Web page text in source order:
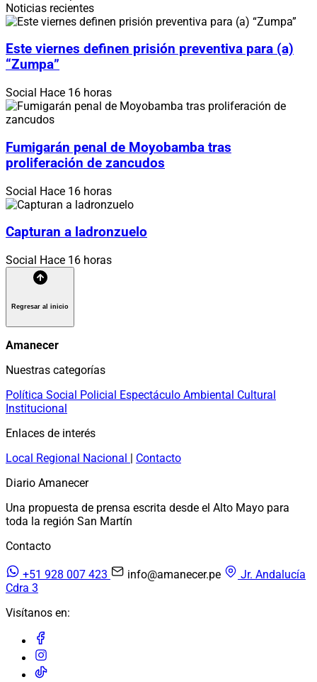
Noticias recientes
Este viernes definen prisión preventiva para (a)
“Zumpa”
Social Hace 16 horas
Fumigarán penal de Moyobamba tras
proliferación de zancudos
Social Hace 16 horas
Capturan a ladronzuelo
Social Hace 16 horas
Regresar al inicio
Amanecer
Nuestras categorías
Política Social Policial Espectáculo Ambiental Cultural
Institucional
Enlaces de interés
Local Regional Nacional | Contacto
Diario Amanecer
Una propuesta de prensa escrita desde el Alto Mayo para
toda la región San Martín
Contacto
+51 928 007 423 info@amanecer.pe
Jr. Andalucía
Cdra 3
Visítanos en: